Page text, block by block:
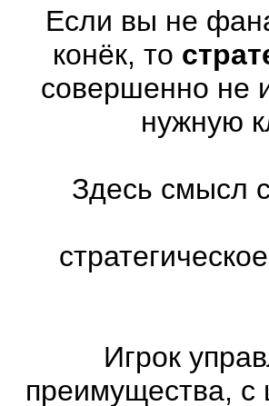
Если вы не
конёк, то
совершенно не
нужную
Здесь смысл
Игрок
преимущества, с